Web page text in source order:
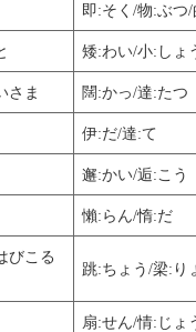
即:そく/物:ぶつ
矮:わい/小:しょ
さま 闊:かっ/達:たつ
伊:だ/達:て
邂:かい/逅:こう
懶:らん/惰:だ
びこる
跳:ちょう/梁:り
扇:せん/情:じょ